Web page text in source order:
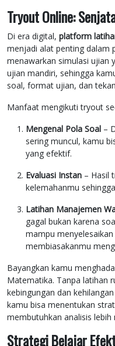
Tryout Online:
Di era digital, platform
menjadi alat penting dalam
menawarkan simulasi ujian
ujian mandiri, sehingga
soal, format ujian, dan
Manfaat mengikuti tryout
Mengenal Pola Soal –
sering muncul, kamu
yang efektif.
Evaluasi Instan – Hasil
kelemahanmu
Latihan Manajemen
gagal bukan karena
mampu
membiasakanmu
Bayangkan kamu
Matematika. Tanpa latihan
kebingungan dan
kamu bisa menentukan
membutuhkan analisis lebih
Strategi Belajar